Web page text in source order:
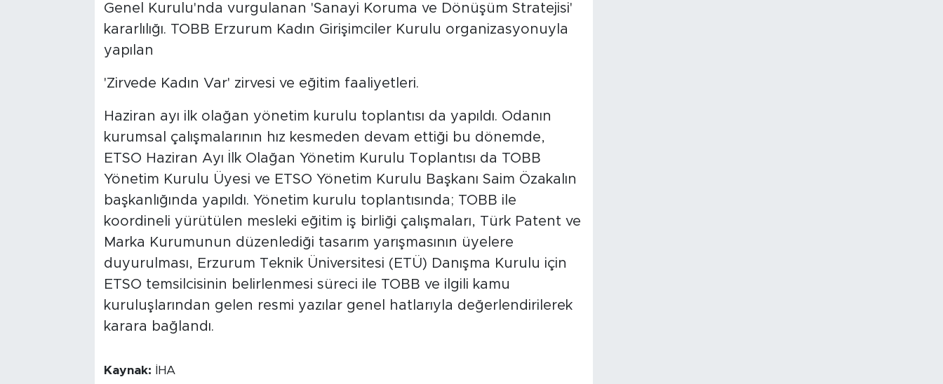
Genel Kurulu'nda vurgulanan 'Sanayi Koruma ve Dönüşüm Stratejisi'
kararlılığı. TOBB Erzurum Kadın Girişimciler Kurulu organizasyonuyla
yapılan
'Zirvede Kadın Var' zirvesi ve eğitim faaliyetleri.
Haziran ayı ilk olağan yönetim kurulu toplantısı da yapıldı. Odanın
kurumsal çalışmalarının hız kesmeden devam ettiği bu dönemde,
ETSO Haziran Ayı İlk Olağan Yönetim Kurulu Toplantısı da TOBB
Yönetim Kurulu Üyesi ve ETSO Yönetim Kurulu Başkanı Saim Özakalın
başkanlığında yapıldı. Yönetim kurulu toplantısında; TOBB ile
koordineli yürütülen mesleki eğitim iş birliği çalışmaları, Türk Patent ve
Marka Kurumunun düzenlediği tasarım yarışmasının üyelere
duyurulması, Erzurum Teknik Üniversitesi (ETÜ) Danışma Kurulu için
ETSO temsilcisinin belirlenmesi süreci ile TOBB ve ilgili kamu
kuruluşlarından gelen resmi yazılar genel hatlarıyla değerlendirilerek
karara bağlandı.
Kaynak: İHA